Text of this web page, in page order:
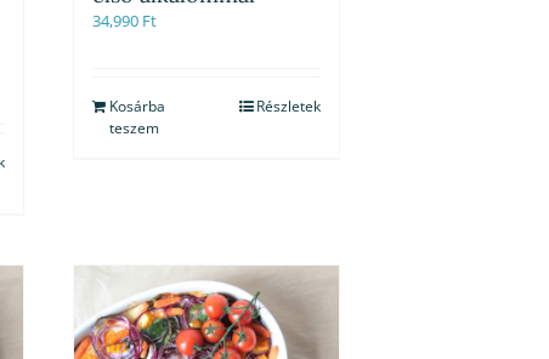
34,990 Ft
Kosárba
teszem
Részletek